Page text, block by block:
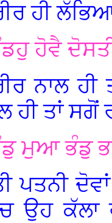
ਹੀ
ਹੋਵੈ
ਨਾਲ ਹੀ
ਹੀ ਤਾਂ ਸਗੋਂ
ਮੁਆ ਭੰਡੁ
ਪਤਨੀ
ਉਹ ਕੱਲਾ